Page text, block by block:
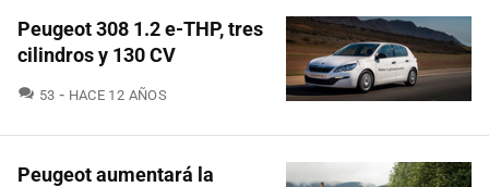
Peugeot 308 1.2 e-THP, tres
cilindros y 130 CV
53 COMENTARIOS
HACE 12 AÑOS
Peugeot aumentará la